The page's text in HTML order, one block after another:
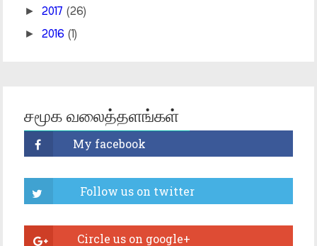
► 2017 (26)
► 2016 (1)
சமூக வலைத்தளங்கள்